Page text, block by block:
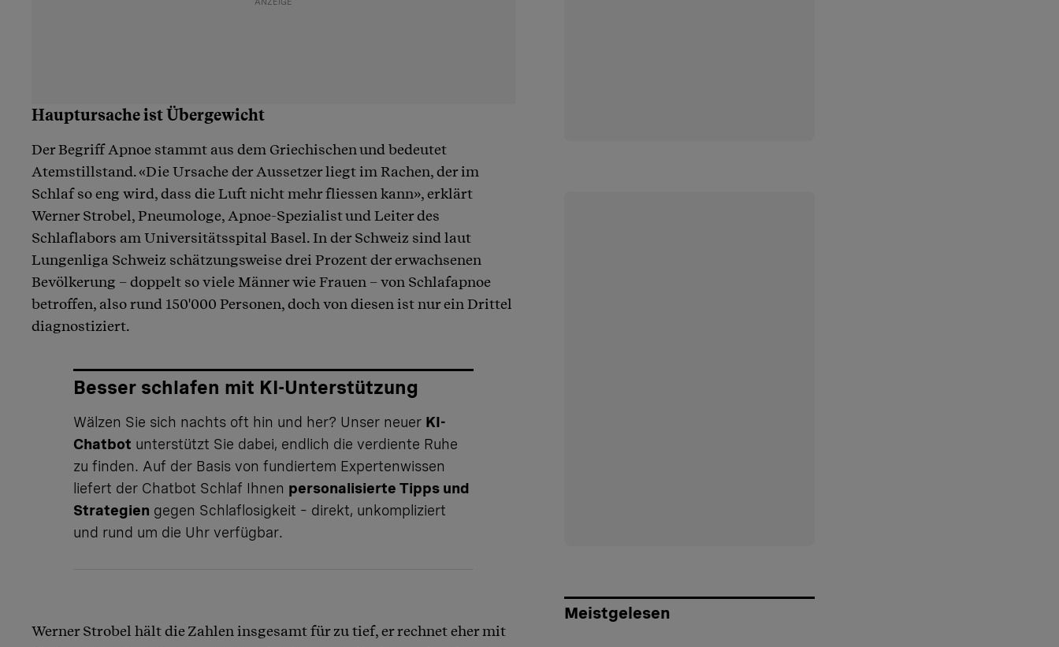
Hauptursache ist Übergewicht
Der Begriff Apnoe stammt aus dem Griechischen und bedeutet
Atemstillstand. «Die Ursache der Aussetzer liegt im Rachen, der im
Schlaf so eng wird, dass die Luft nicht mehr fliessen kann», erklärt
Werner Strobel, Pneumologe, Apnoe-Spezialist und Leiter des
Schlaflabors am Universitätsspital Basel. In der Schweiz sind laut
Lungenliga Schweiz schätzungsweise drei Prozent der erwachsenen
Bevölkerung – doppelt so viele Männer wie Frauen – von Schlafapnoe
betroffen, also rund 150'000 Personen, doch von diesen ist nur ein Drittel
diagnostiziert.
Besser schlafen mit KI-Unterstützung
Wälzen Sie sich nachts oft hin und her? Unser neuer KI-
Chatbot unterstützt Sie dabei, endlich die verdiente Ruhe
zu finden. Auf der Basis von fundiertem Expertenwissen
liefert der Chatbot Schlaf Ihnen personalisierte Tipps und
Strategien gegen Schlaflosigkeit – direkt, unkompliziert
und rund um die Uhr verfügbar.
Werner Strobel hält die Zahlen insgesamt für zu tief, er rechnet eher mit
Meistgelesen